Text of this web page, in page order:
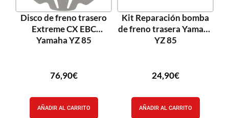
Disco de freno trasero
Extreme CX EBC
Yamaha YZ 85
76,90€
AÑADIR AL CARRITO
Kit Reparación bomba
de freno trasera Yamaha
YZ 85
24,90€
AÑADIR AL CARRITO